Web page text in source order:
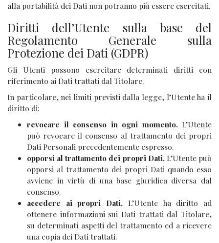
alla portabilità dei Dati non potranno più essere esercitati.
Diritti dell’Utente sulla base del
Regolamento Generale sulla
Protezione dei Dati (GDPR)
Gli Utenti possono esercitare determinati diritti con
riferimento ai Dati trattati dal Titolare.
In particolare, nei limiti previsti dalla legge, l’Utente ha il
diritto di:
revocare il consenso in ogni momento.L’Utente
può revocare il consenso al trattamento dei propri
Dati Personali precedentemente espresso.
opporsi al trattamento dei propri Dati.L’Utente può
opporsi al trattamento dei propri Dati quando esso
avviene in virtù di una base giuridica diversa dal
consenso.
accedere ai propri Dati. L’Utente ha diritto ad
ottenere informazioni sui Dati trattati dal Titolare,
su determinati aspetti del trattamento ed a ricevere
una copia dei Dati trattati.